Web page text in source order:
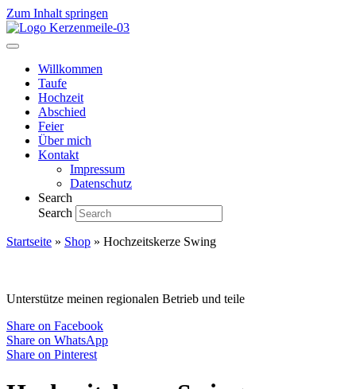
Zum Inhalt springen
Willkommen
Taufe
Hochzeit
Abschied
Feier
Über mich
Kontakt
Impressum
Datenschutz
Search
Search
Startseite » Shop » Hochzeitskerze Swing
Unterstütze meinen regionalen Betrieb und teile
Share on Facebook
Share on WhatsApp
Share on Pinterest